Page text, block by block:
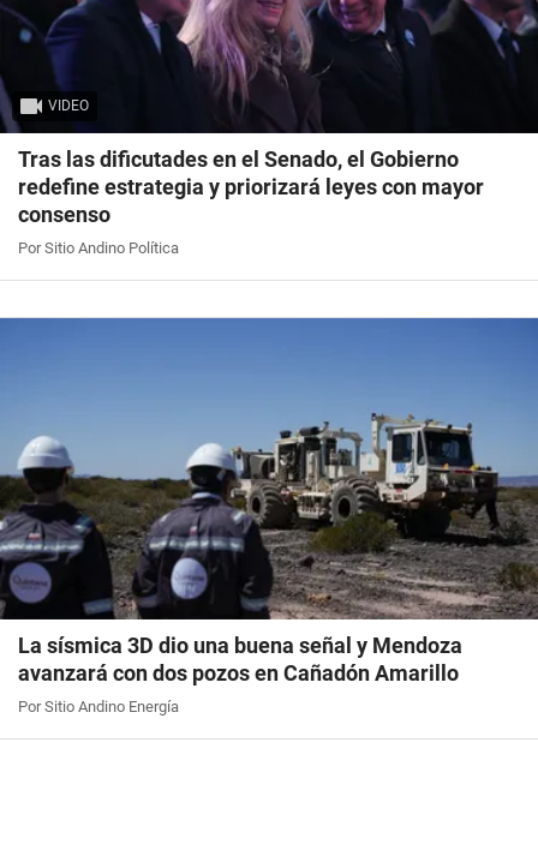
VIDEO
Tras las dificutades en el Senado, el Gobierno
redefine estrategia y priorizará leyes con mayor
consenso
Por Sitio Andino Política
La sísmica 3D dio una buena señal y Mendoza
avanzará con dos pozos en Cañadón Amarillo
Por Sitio Andino Energía